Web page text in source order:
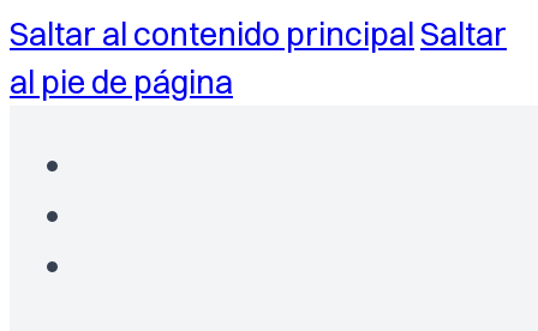
Saltar al contenido principalSaltar
al pie de página